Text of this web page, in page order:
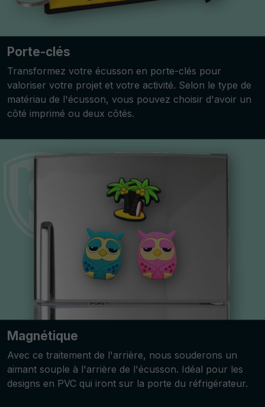
Porte-clés
Transformez votre écusson en porte-clés pour
valoriser votre projet et votre activité. Selon le type de
matériau de l'écusson, vous pouvez choisir d'avoir un
côté imprimé ou deux côtés.
Magnétique
Avec ce traitement de l'arrière, nous souderons un
aimant souple à l'arrière de l'écusson. Idéal pour les
designs en PVC qui iront sur la porte du réfrigérateur.